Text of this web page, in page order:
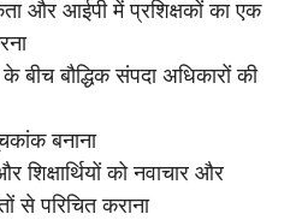
और आईपी में प्रशिक्षकों का एक
के बीच बौद्धिक संपदा अधिकारों की
बनाना
शिक्षार्थियों को नवाचार और
से परिचित कराना